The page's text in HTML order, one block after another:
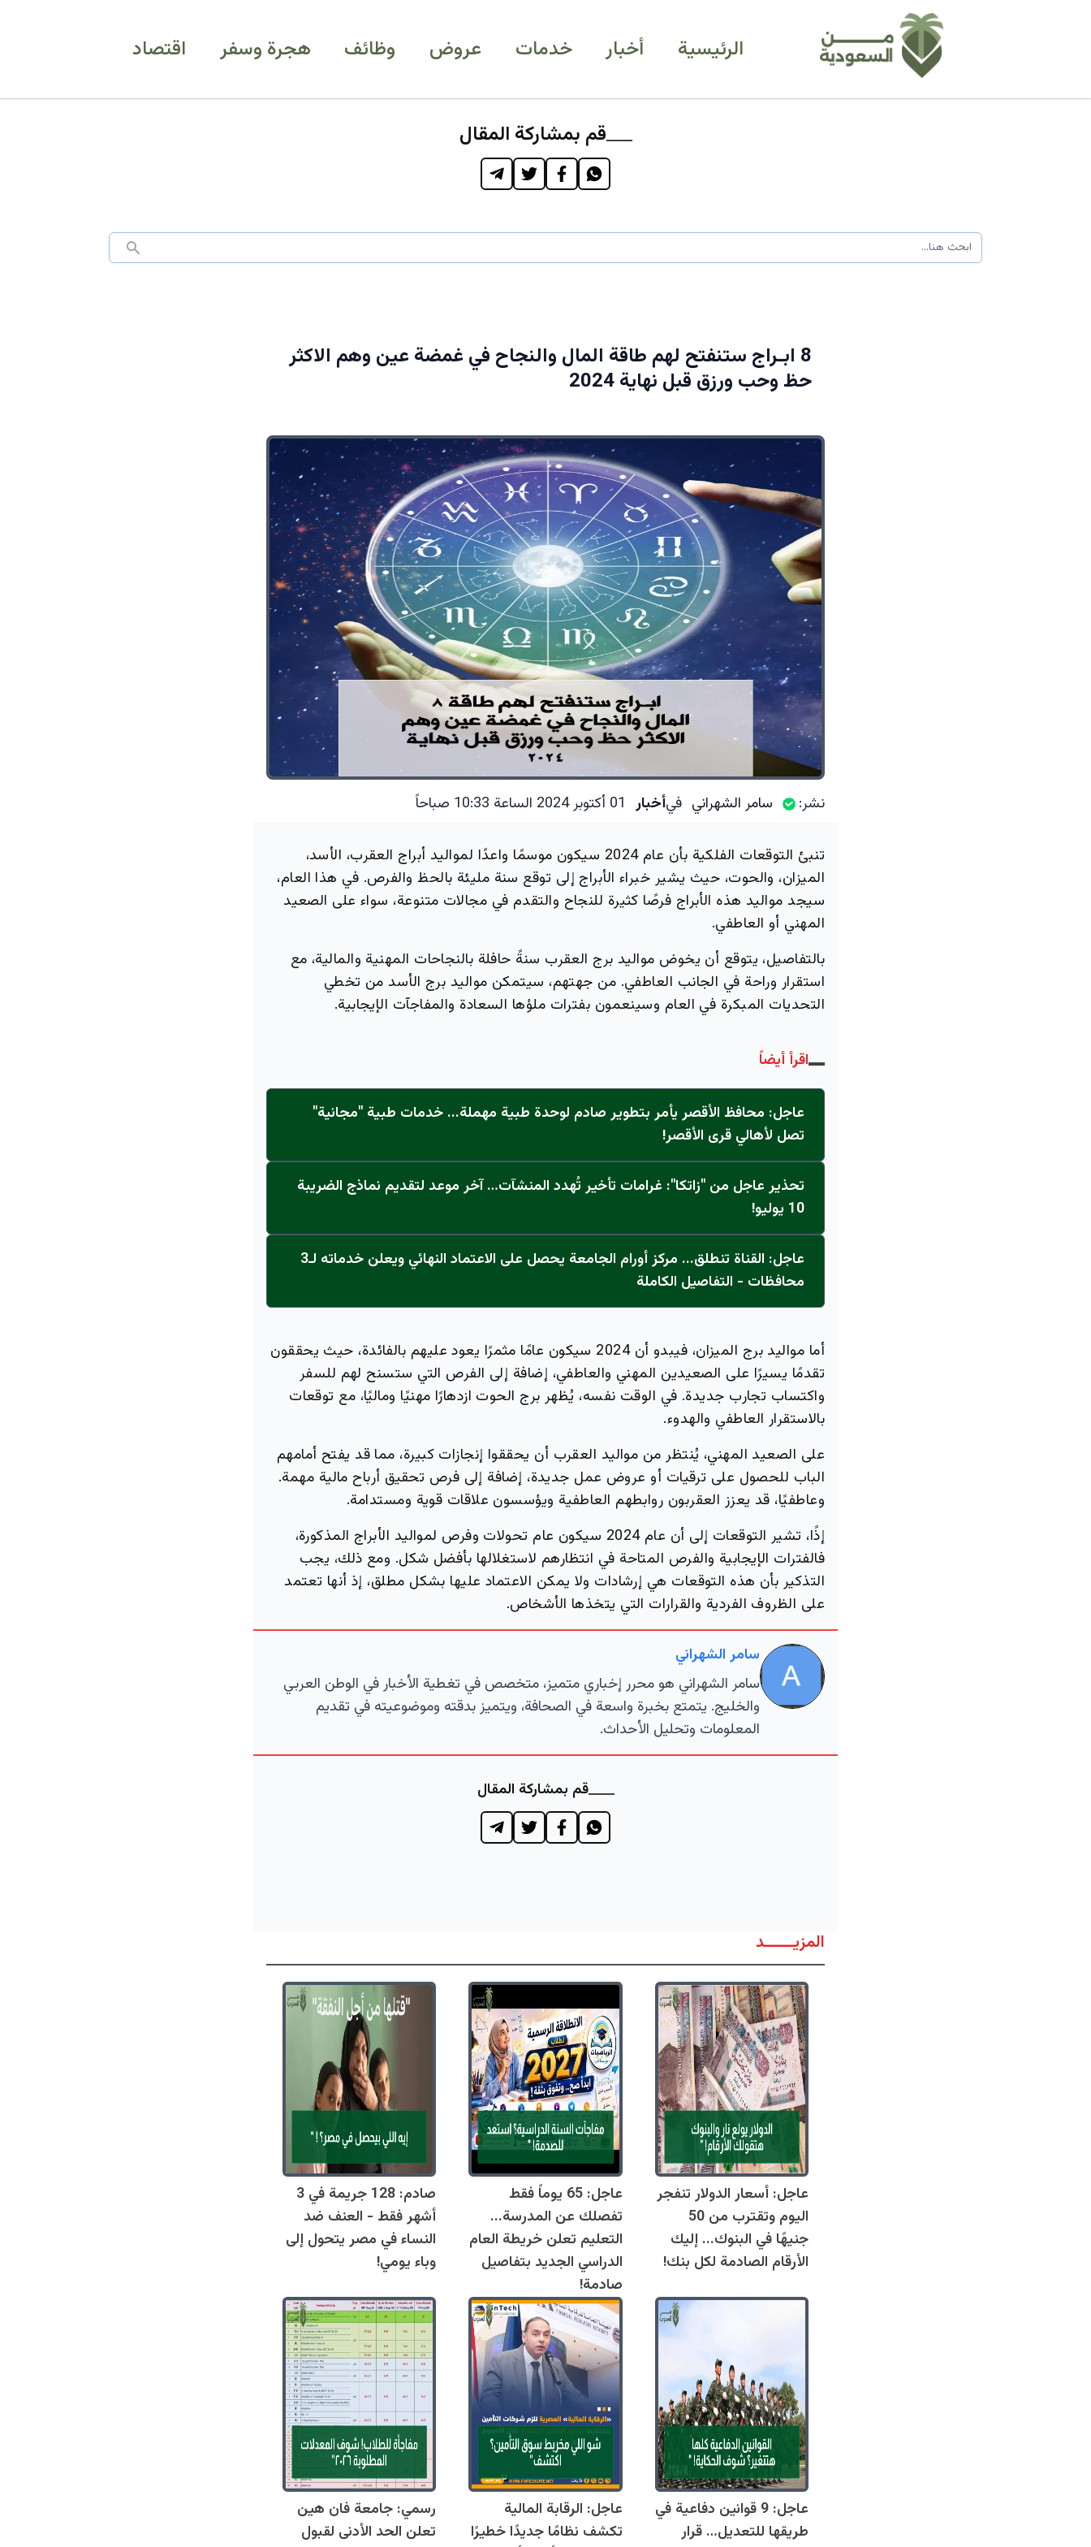
الرئيسية أخبار خدمات عروض وظائف هجرة وسفر اقتصاد
قم بمشاركة المقال
8 ابـراج ستنفتح لهم طاقة المال والنجاح في غمضة عين وهم الاكثر
حظ وحب ورزق قبل نهاية 2024
نشر: سامر الشهراني فيأخبار 01 أكتوبر 2024 الساعة 10:33 صباحاً
تنبئ التوقعات الفلكية بأن عام 2024 سيكون موسمًا واعدًا لمواليد أبراج العقرب، الأسد،
الميزان، والحوت، حيث يشير خبراء الأبراج إلى توقع سنة مليئة بالحظ والفرص. في هذا العام،
سيجد مواليد هذه الأبراج فرصًا كثيرة للنجاح والتقدم في مجالات متنوعة، سواء على الصعيد
المهني أو العاطفي.
بالتفاصيل، يتوقع أن يخوض مواليد برج العقرب سنةً حافلة بالنجاحات المهنية والمالية، مع
استقرار وراحة في الجانب العاطفي. من جهتهم، سيتمكن مواليد برج الأسد من تخطي
التحديات المبكرة في العام وسينعمون بفترات ملؤها السعادة والمفاجآت الإيجابية.
اقرأ أيضاً
عاجل: محافظ الأقصر يأمر بتطوير صادم لوحدة طبية مهملة... خدمات طبية "مجانية"
تصل لأهالي قرى الأقصر!
تحذير عاجل من "زاتكا": غرامات تأخير تُهدد المنشآت… آخر موعد لتقديم نماذج الضريبة
10 يوليو!
عاجل: القناة تنطلق... مركز أورام الجامعة يحصل على الاعتماد النهائي ويعلن خدماته لـ3
محافظات - التفاصيل الكاملة
أما مواليد برج الميزان، فيبدو أن 2024 سيكون عامًا مثمرًا يعود عليهم بالفائدة، حيث يحققون
تقدمًا يسيرًا على الصعيدين المهني والعاطفي، إضافة إلى الفرص التي ستسنح لهم للسفر
واكتساب تجارب جديدة. في الوقت نفسه، يُظهر برج الحوت ازدهارًا مهنيًا وماليًا، مع توقعات
بالاستقرار العاطفي والهدوء.
على الصعيد المهني، يُنتظر من مواليد العقرب أن يحققوا إنجازات كبيرة، مما قد يفتح أمامهم
الباب للحصول على ترقيات أو عروض عمل جديدة، إضافة إلى فرص تحقيق أرباح مالية مهمة.
وعاطفيًا، قد يعزز العقربون روابطهم العاطفية ويؤسسون علاقات قوية ومستدامة.
إذًا، تشير التوقعات إلى أن عام 2024 سيكون عام تحولات وفرص لمواليد الأبراج المذكورة،
فالفترات الإيجابية والفرص المتاحة في انتظارهم لاستغلالها بأفضل شكل. ومع ذلك، يجب
التذكير بأن هذه التوقعات هي إرشادات ولا يمكن الاعتماد عليها بشكل مطلق، إذ أنها تعتمد
على الظروف الفردية والقرارات التي يتخذها الأشخاص.
سامر الشهراني
سامر الشهراني هو محرر إخباري متميز، متخصص في تغطية الأخبار في الوطن العربي
والخليج. يتمتع بخبرة واسعة في الصحافة، ويتميز بدقته وموضوعيته في تقديم
المعلومات وتحليل الأحداث.
قم بمشاركة المقال
المزيــــــد
عاجل: أسعار الدولار تنفجر
اليوم وتقترب من 50
جنيهًا في البنوك... إليك
الأرقام الصادمة لكل بنك!
عاجل: 65 يوماً فقط
تفصلك عن المدرسة...
التعليم تعلن خريطة العام
الدراسي الجديد بتفاصيل
صادمة!
صادم: 128 جريمة في 3
أشهر فقط - العنف ضد
النساء في مصر يتحول إلى
وباء يومي!
عاجل: 9 قوانين دفاعية في
طريقها للتعديل… قرار
عاجل: الرقابة المالية
تكشف نظامًا جديدًا خطيرًا
رسمي: جامعة فان هين
تعلن الحد الأدنى لقبول